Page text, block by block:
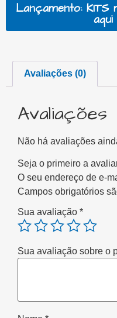
Lançamento: KITS
Avaliações (0)
Avaliações
Não há avaliações
Seja o primeiro a
O seu endereço de e-
Campos obrigatórios
Sua avaliação *
Sua avaliação sobre o